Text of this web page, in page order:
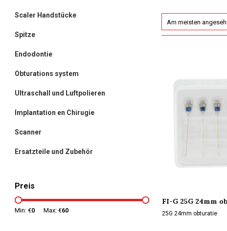
Scaler Handstücke
Spitze
Endodontie
Obturations system
Ultraschall und Luftpolieren
Implantation en Chirugie
Scanner
Ersatzteile und Zubehör
Preis
Min: €0 Max: €60
Am meisten
FI-G 25G 24mm
25G 24mm obturatie